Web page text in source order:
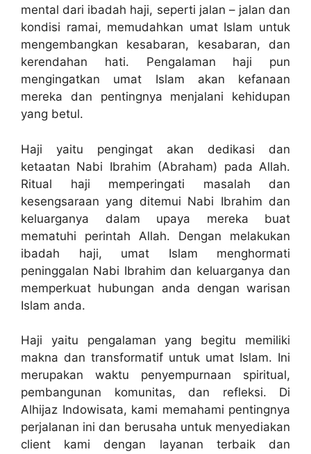
mental dari ibadah haji, seperti jalan – jalan dan
kondisi ramai, memudahkan umat Islam untuk
mengembangkan kesabaran, kesabaran, dan
kerendahan hati. Pengalaman haji pun
mengingatkan umat Islam akan kefanaan
mereka dan pentingnya menjalani kehidupan
yang betul.
Haji yaitu pengingat akan dedikasi dan
ketaatan Nabi Ibrahim (Abraham) pada Allah.
Ritual haji memperingati masalah dan
kesengsaraan yang ditemui Nabi Ibrahim dan
keluarganya dalam upaya mereka buat
mematuhi perintah Allah. Dengan melakukan
ibadah haji, umat Islam menghormati
peninggalan Nabi Ibrahim dan keluarganya dan
memperkuat hubungan anda dengan warisan
Islam anda.
Haji yaitu pengalaman yang begitu memiliki
makna dan transformatif untuk umat Islam. Ini
merupakan waktu penyempurnaan spiritual,
pembangunan komunitas, dan refleksi. Di
Alhijaz Indowisata, kami memahami pentingnya
perjalanan ini dan berusaha untuk menyediakan
client kami dengan layanan terbaik dan